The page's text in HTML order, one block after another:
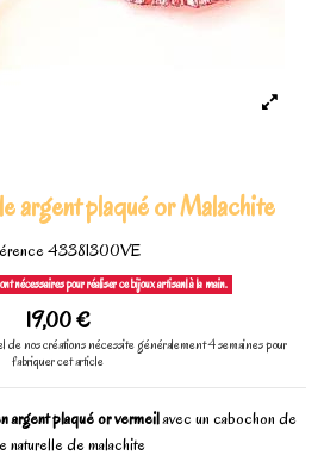
argent plaqué or Malachite
43381300VE
nécessaires pour réaliser ce bijoux artisanl à la main.
19,00 €
de nos créations nécessite généralement 4 semaines pour
fabriquer cet article
argent plaqué or vermeilavec un cabochon de
naturelle de malachite